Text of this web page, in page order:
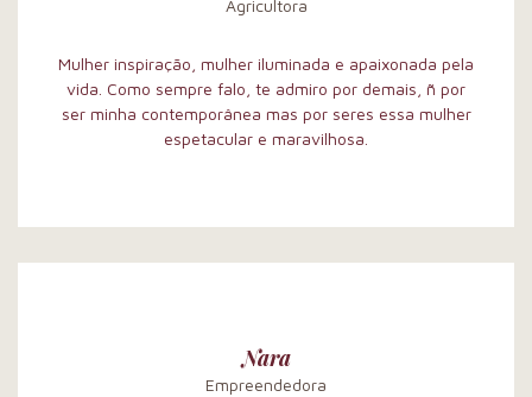
Agricultora
Mulher inspiração, mulher iluminada e apaixonada pela
vida. Como sempre falo, te admiro por demais, ñ por
ser minha contemporânea mas por seres essa mulher
espetacular e maravilhosa.
Nara
Empreendedora